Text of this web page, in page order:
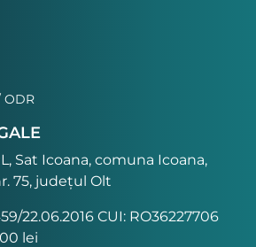
ODR
Sat Icoana, comuna Icoana,
75, județul Olt
22.06.2016 CUI: RO36227706
lei